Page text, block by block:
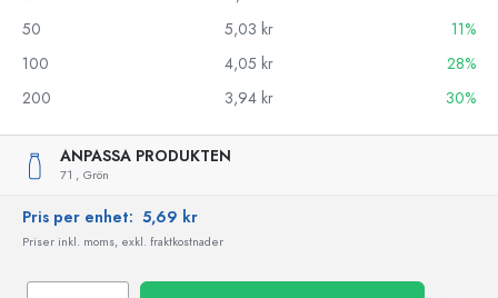
50
5,03 kr
11%
100
4,05 kr
28%
200
3,94 kr 30%
ANPASSA PRODUKTEN
71 , Grön
Pris per enhet: 5,69 kr
Priser inkl. moms, exkl. fraktkostnader